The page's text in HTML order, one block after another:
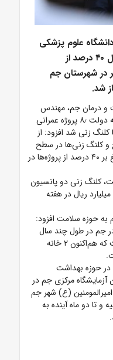
علوم پزشکی
بوشهر گفت: در هفته دولت امسال ۴۰ درصد از
در شهرستان جم
شد.
و درمان جم، مهندس
حسین دلخواه با اشاره به اینکه در هفته دولت ۸٫ پروژه عمرانی
زنی شد افزود: از
و کلنگ زنی‌ها در سطح
دانشگاه علوم پزشکی استان بوشهر، بالغ بر ۴۰ درصد از پروژه‌ها در
از ۴ خانه بهداشت، کلنگ زنی دو پانسیون
و دو پایگاه سلامت با اعتبار بالغ بر ۲۵۰ میلیارد ریال در هفته
به حوزه سلامت افزود:
در جم در طول چند سال
اخیر بی‌سابقه بوده و این در حالی است که هم‌اکنون ۲ خانه
در حوزه بهداشت
آزمایشگاه مرکزی جم در
(ع) شهر جم
تا دو ماه آینده به